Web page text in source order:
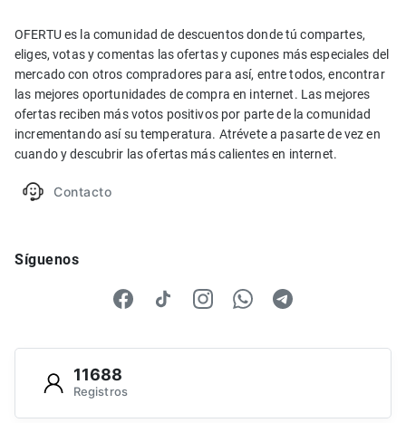
OFERTU es la comunidad de descuentos donde tú compartes,
eliges, votas y comentas las ofertas y cupones más especiales del
mercado con otros compradores para así, entre todos, encontrar
las mejores oportunidades de compra en internet. Las mejores
ofertas reciben más votos positivos por parte de la comunidad
incrementando así su temperatura. Atrévete a pasarte de vez en
cuando y descubrir las ofertas más calientes en internet.
Contacto
Síguenos
11688
Registros